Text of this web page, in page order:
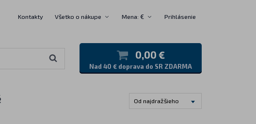
Kontakty Všetko o nákupe Mena: € Prihlásenie
0,00 €
Nad 40 € doprava do SR ZDARMA
Od najdražšieho